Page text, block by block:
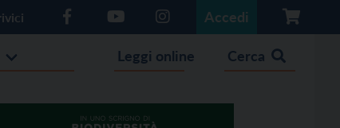
Accedi
Leggi online Cerca